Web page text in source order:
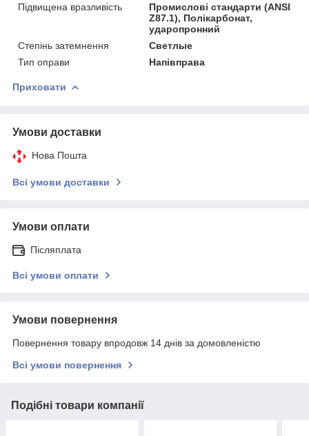
Підвищена вразливість
Промислові стандарти (ANSI
Z87.1), Полікарбонат,
ударопронний
Степінь затемнення
Светлые
Тип оправи
Напівправа
Приховати
Умови доставки
Нова Пошта
Всі умови доставки
Умови оплати
Післяплата
Всі умови оплати
Умови повернення
Повернення товару впродовж 14 днів за домовленістю
Всі умови повернення
Подібні товари компанії